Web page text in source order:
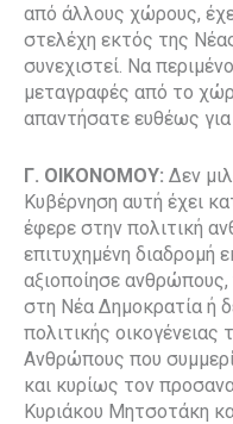
από άλλους χώρους,
στελέχη εκτός της
συνεχιστεί. Να
μεταγραφές από το
απαντήσατε ευθέως για
Γ. ΟΙΚΟΝΟΜΟΥ: Δεν
Κυβέρνηση αυτή έχει
έφερε στην πολιτική
επιτυχημένη διαδρομή
αξιοποίησε
στη Νέα Δημοκρατία ή
πολιτικής οικογένειας
Ανθρώπους που
και κυρίως τον
Κυριάκου Μητσοτάκη